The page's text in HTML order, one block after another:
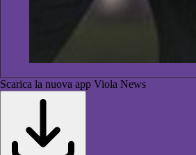
Scarica la nuova app Viola News